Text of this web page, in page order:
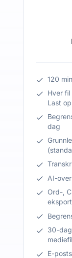
120
Hver
Last
dag
AI-
Ord-,
30-
E-